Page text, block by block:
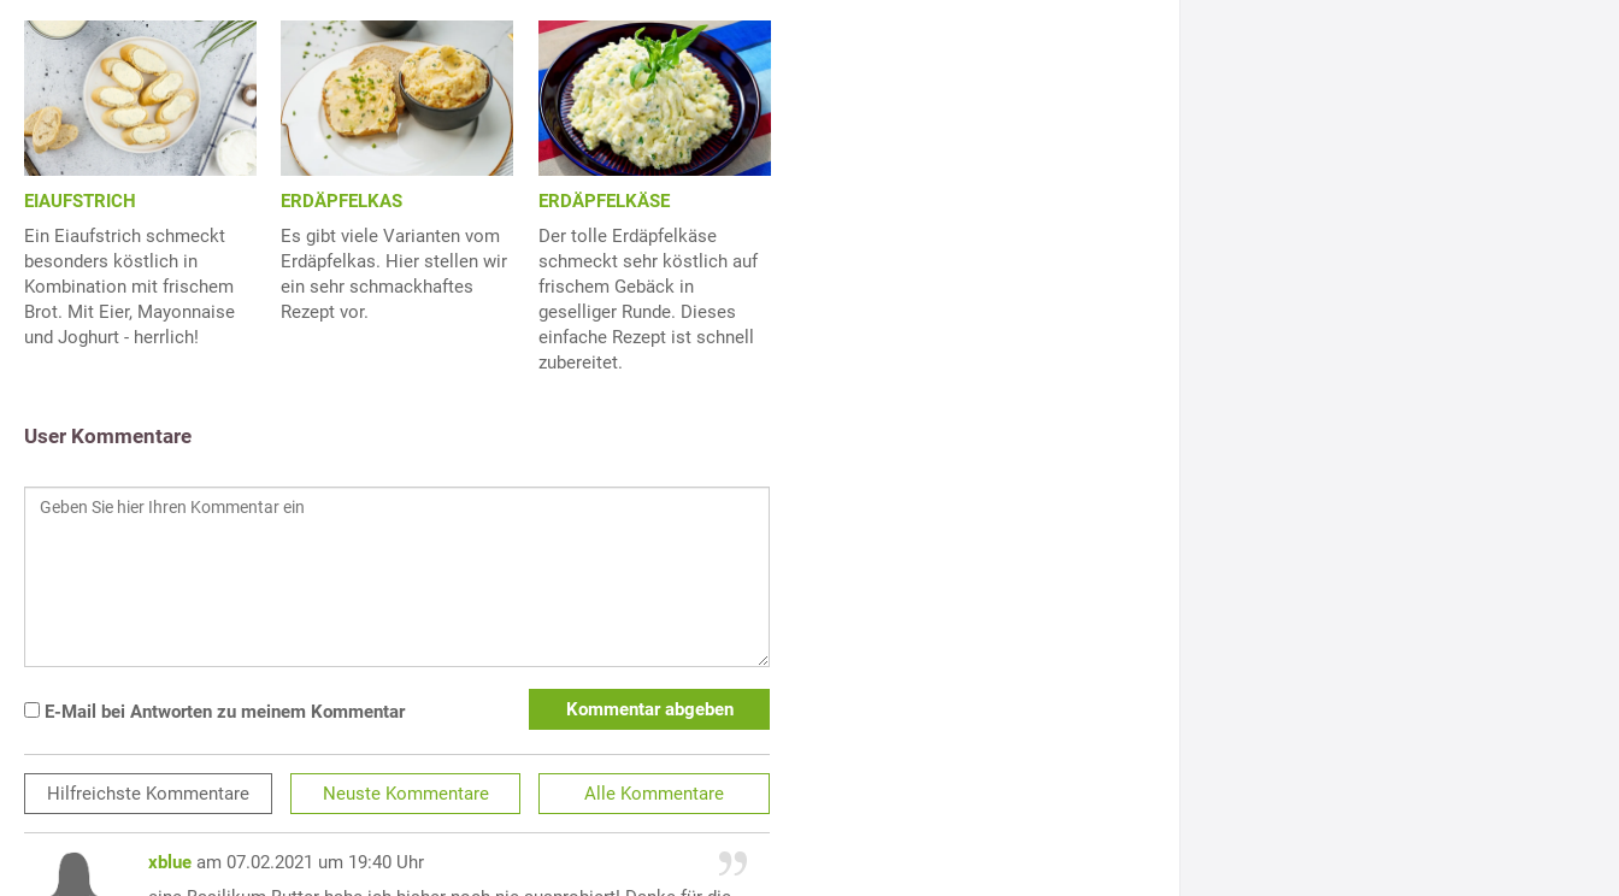
EIAUFSTRICH
Ein Eiaufstrich schmeckt
besonders köstlich in
Kombination mit frischem
Brot. Mit Eier, Mayonnaise
und Joghurt - herrlich!
ERDÄPFELKAS
Es gibt viele Varianten vom
Erdäpfelkas. Hier stellen wir
ein sehr schmackhaftes
Rezept vor.
ERDÄPFELKÄSE
Der tolle Erdäpfelkäse
schmeckt sehr köstlich auf
frischem Gebäck in
geselliger Runde. Dieses
einfache Rezept ist schnell
zubereitet.
User Kommentare
E-Mail bei Antworten zu meinem Kommentar Kommentar abgeben
Hilfreichste Kommentare Neuste Kommentare Alle Kommentare
xblue am 07.02.2021 um 19:40 Uhr